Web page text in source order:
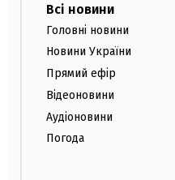
Всі новини
Головні новини
Новини України
Прямий ефір
Відеоновини
Аудіоновини
Погода